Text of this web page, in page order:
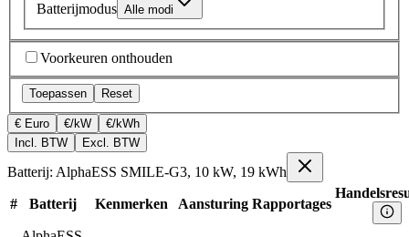
Batterijmodus Alle modi
Voorkeuren onthouden
Toepassen Reset
€ Euro €/kW
€/kWh
Incl. BTW
Excl. BTW
Batterij: AlphaESS SMILE-G3, 10 kW, 19 kWh
# Batterij Kenmerken Aansturing Rapportages